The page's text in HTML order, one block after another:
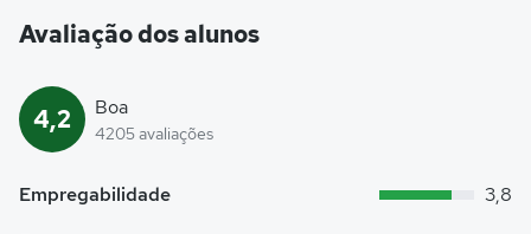
Avaliação dos alunos
4,2 Boa
4205 avaliações
Empregabilidade
3,8